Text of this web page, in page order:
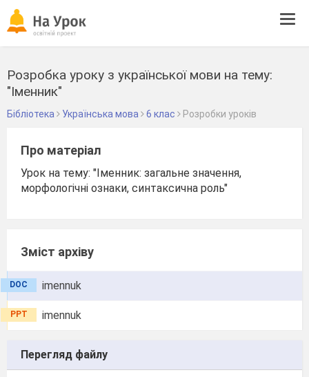
Розробка уроку з української мови на тему:
"Іменник"
Бібліотека Українська мова 6 клас Розробки уроків
Про матеріал
Урок на тему: "Іменник: загальне значення,
морфологічні ознаки, синтаксична роль"
Зміст архіву
imennuk
DOC
imennuk
PPT
Перегляд файлу